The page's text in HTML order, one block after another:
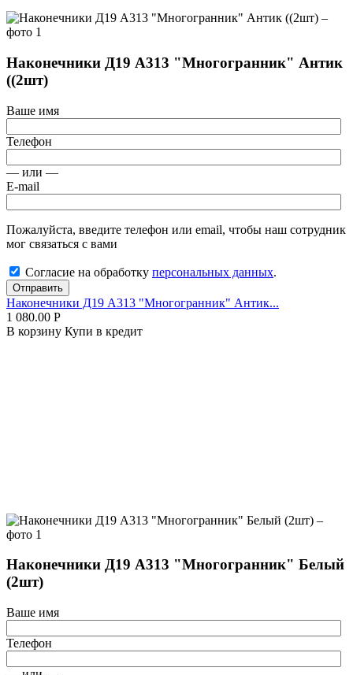
Наконечники Д19 А313 "Многогранник" Антик
((2шт)
Ваше имя
Телефон
— или —
E-mail
Пожалуйста, введите телефон или email, чтобы наш сотрудник
мог связаться с вами
Согласие на обработку персональных данных.
Отправить
Наконечники Д19 А313 "Многогранник" Антик...
1 080.00 Р
В корзину Купи в кредит
Наконечники Д19 А313 "Многогранник" Белый
(2шт)
Ваше имя
Телефон